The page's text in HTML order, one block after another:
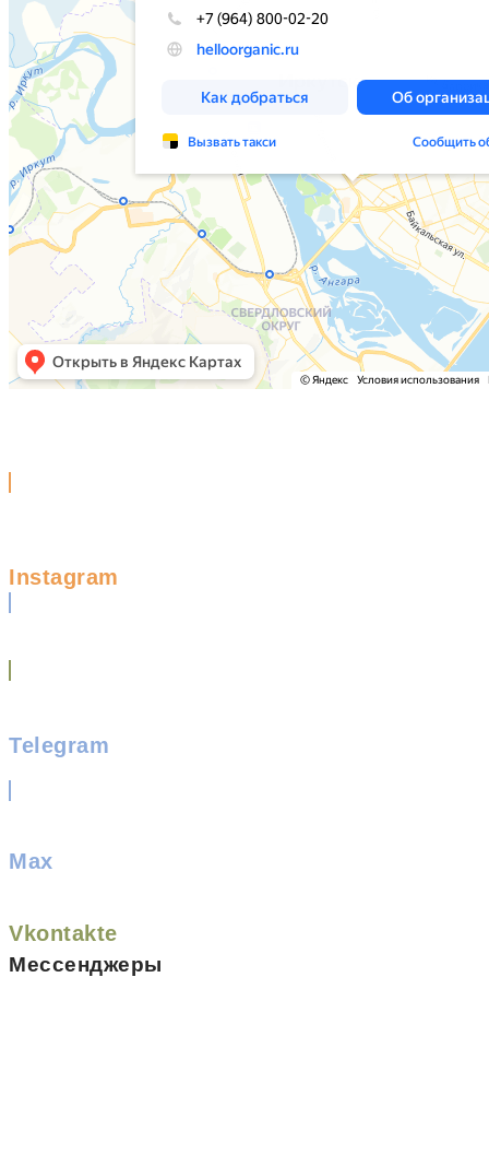
Instagram
Telegram
Max
Vkontakte
Мессенджеры